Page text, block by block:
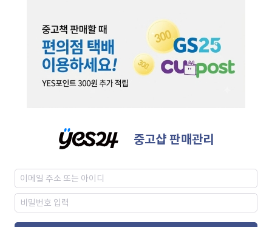
중고샵 판매관리